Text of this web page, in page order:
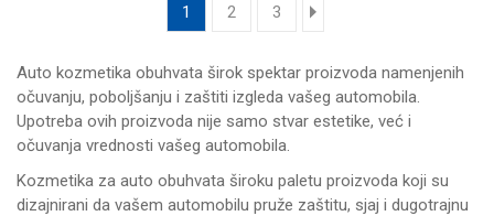
1 2 3
Auto kozmetika obuhvata širok spektar proizvoda namenjenih
očuvanju, poboljšanju i zaštiti izgleda vašeg automobila.
Upotreba ovih proizvoda nije samo stvar estetike, već i
očuvanja vrednosti vašeg automobila.
Kozmetika za auto obuhvata široku paletu proizvoda koji su
dizajnirani da vašem automobilu pruže zaštitu, sjaj i dugotrajnu